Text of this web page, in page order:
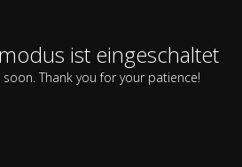
ist eingeschaltet
Thank you for your patience!